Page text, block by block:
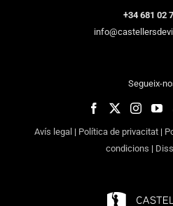
+34 681 02
Segueix-
Avís legal | Política de privacitat|
condicions |